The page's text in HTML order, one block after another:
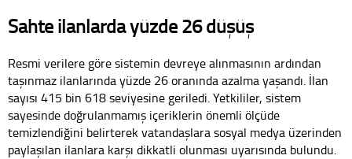
Sahte ilanlarda yüzde 26 düşüş
Resmi verilere göre sistemin devreye alınmasının ardından
taşınmaz ilanlarında yüzde 26 oranında azalma yaşandı. İlan
sayısı 415 bin 618 seviyesine geriledi. Yetkililer, sistem
sayesinde doğrulanmamış içeriklerin önemli ölçüde
temizlendiğini belirterek vatandaşlara sosyal medya üzerinden
paylaşılan ilanlara karşı dikkatli olunması uyarısında bulundu.